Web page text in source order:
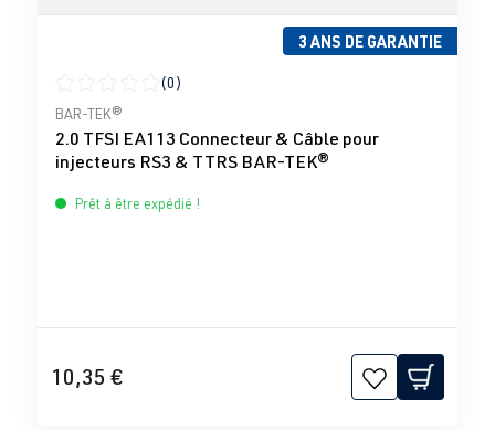
3 ANS DE GARANTIE
Note moyenne de 0 sur 5 étoiles
(0)
BAR-TEK®
2.0 TFSI EA113 Connecteur & Câble pour
injecteurs RS3 & TTRS BAR-TEK®
Prêt à être expédié !
10,35 €